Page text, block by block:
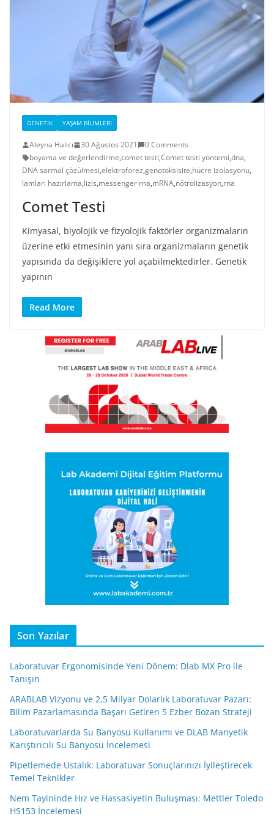
GENETIK YAŞAM BILIMLERI
Aleyna Halıcı 30 Ağustos 2021
0 Comments
boyama ve değerlendirme,comet testi,Comet testi yöntemi,dna,
DNA sarmal çözülmesi,elektroforez,genotoksisite,hücre izolasyonu,
lamları hazırlama,lizis,messenger rna,mRNA,nötrolizasyon,rna
Comet Testi
Kimyasal, biyolojik ve fizyolojik faktörler organizmaların
üzerine etki etmesinin yanı sıra organizmaların genetik
yapısında da değişiklere yol açabilmektedirler. Genetik
yapının
Read More
Son Yazılar
Laboratuvar Ergonomisinde Yeni Dönem: Dlab MX Pro ile
Tanışın
ARABLAB Vizyonu ve 2,5 Milyar Dolarlık Laboratuvar Pazarı:
Bilim Pazarlamasında Başarı Getiren 5 Ezber Bozan Strateji
Laboratuvarlarda Su Banyosu Kullanımı ve DLAB Manyetik
Karıştırıcılı Su Banyosu İncelemesi
Pipetlemede Ustalık: Laboratuvar Sonuçlarınızı İyileştirecek
Temel Teknikler
Nem Tayininde Hız ve Hassasiyetin Buluşması: Mettler Toledo
HS153 İncelemesi